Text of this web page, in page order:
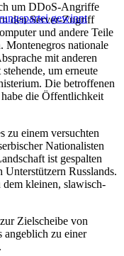
gewinnt
um DDoS-Angriffe
den Server-Zugriff
und andere Teile
Montenegros nationale
mit anderen
um erneute
Die betroffenen
die Öffentlichkeit
zu einem versuchten
Nationalisten
ist gespalten
Unterstützern Russlands.
dem kleinen, slawisch-
Zielscheibe von
zu einer